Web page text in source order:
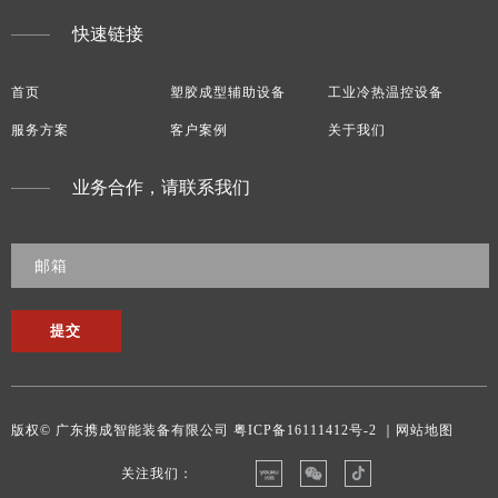
快速链接
首页 塑胶成型辅助设备 工业冷热温控设备
服务方案 客户案例 关于我们
业务合作，请联系我们
提交
版权© 广东携成智能装备有限公司 粤ICP备16111412号-2 ｜网站地图
关注我们：